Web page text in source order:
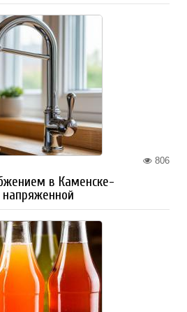
806
в Каменске-
напряженной